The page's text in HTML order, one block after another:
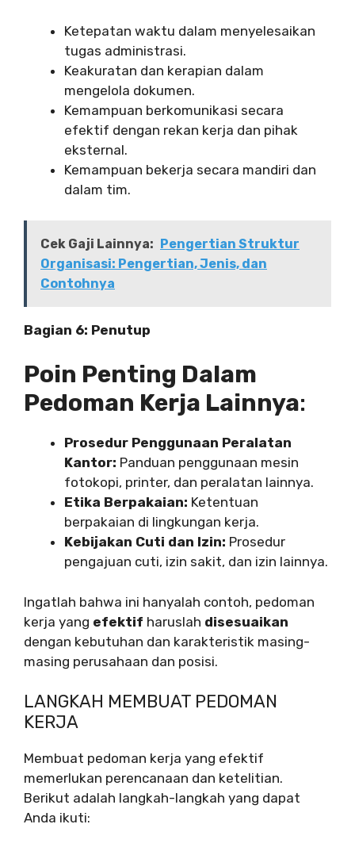
Ketepatan waktu dalam menyelesaikan
tugas administrasi.
Keakuratan dan kerapian dalam
mengelola dokumen.
Kemampuan berkomunikasi secara
efektif dengan rekan kerja dan pihak
eksternal.
Kemampuan bekerja secara mandiri dan
dalam tim.
Cek Gaji Lainnya: Pengertian Struktur
Organisasi: Pengertian, Jenis, dan
Contohnya
Bagian 6: Penutup
Poin Penting Dalam
Pedoman Kerja Lainnya:
Prosedur Penggunaan Peralatan
Kantor: Panduan penggunaan mesin
fotokopi, printer, dan peralatan lainnya.
Etika Berpakaian: Ketentuan
berpakaian di lingkungan kerja.
Kebijakan Cuti dan Izin: Prosedur
pengajuan cuti, izin sakit, dan izin lainnya.
Ingatlah bahwa ini hanyalah contoh, pedoman
kerja yang efektif haruslah disesuaikan
dengan kebutuhan dan karakteristik masing-
masing perusahaan dan posisi.
LANGKAH MEMBUAT PEDOMAN
KERJA
Membuat pedoman kerja yang efektif
memerlukan perencanaan dan ketelitian.
Berikut adalah langkah-langkah yang dapat
Anda ikuti: